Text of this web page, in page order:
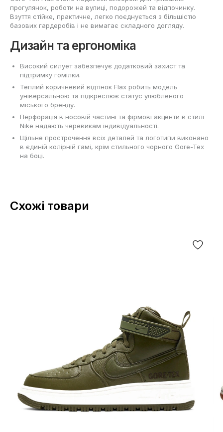
прогулянок, роботи на вулиці, подорожей та відпочинку.
Взуття стійке, практичне, легко поєднується з більшістю
базових гардеробів і не вимагає складного догляду.
Дизайн та ергономіка
Високий силует забезпечує додатковий захист та
підтримку гомілки.
Теплий коричневий відтінок Flax робить модель
універсальною та підкреслює статус улюбленого
міського бренду.
Перфорація в носовій частині та фірмові акценти в стилі
Nike надають черевикам індивідуальності.
Щільне прострочення всіх деталей та логотипи виконано
в єдиній колірній гамі, крім стильного чорного Gore-Tex
на боці.
Схожі товари